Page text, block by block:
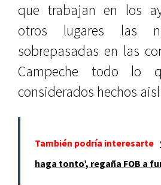
que trabajan en los
otros lugares las
sobrepasadas en las
Campeche todo lo
considerados hechos
También podría interesarte
haga tonto’, regaña FOB a